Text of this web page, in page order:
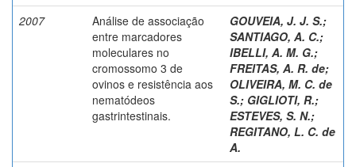
2007
Análise de associação
entre marcadores
moleculares no
cromossomo 3 de
ovinos e resistência aos
nematódeos
gastrintestinais.
GOUVEIA, J. J. S.;
SANTIAGO, A. C.;
IBELLI, A. M. G.;
FREITAS, A. R. de;
OLIVEIRA, M. C. de
S.; GIGLIOTI, R.;
ESTEVES, S. N.;
REGITANO, L. C. de
A.